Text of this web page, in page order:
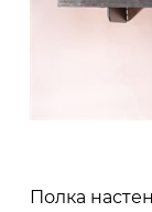
Полка